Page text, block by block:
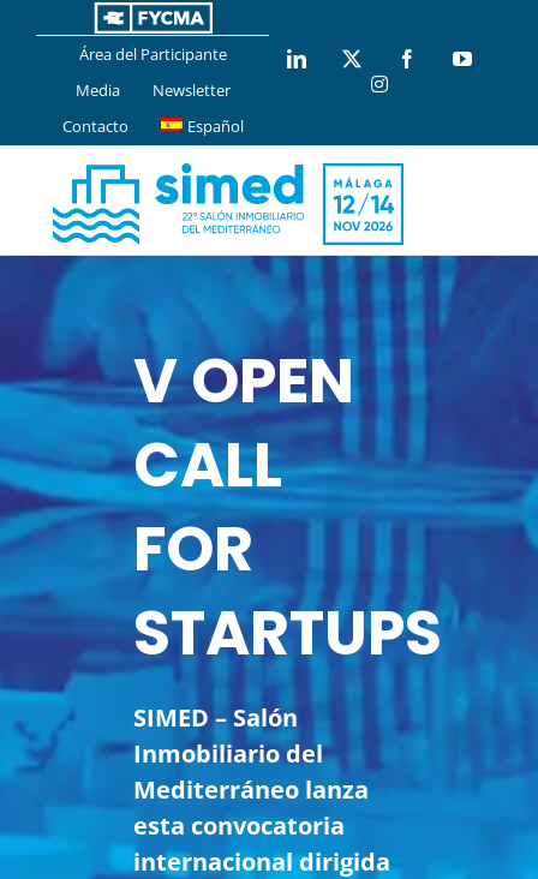
Área del Participante
Media
Newsletter
Contacto
Español
LinkedIn Facebook
Instagram
V OPEN
CALL
FOR
STARTUPS
SIMED – Salón
Inmobiliario del
Mediterráneolanza
esta convocatoria
internacional dirigida